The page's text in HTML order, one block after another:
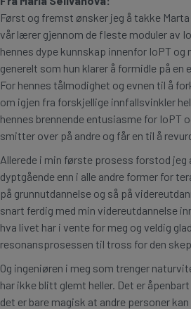
Først og fremst ønsker jeg å takke
vår lærer gjennom de fleste moduler av
hennes dype kunnskap innenfor IoPT og
generelt som hun klarer å formidle på en
For hennes tålmodighet og evnen til å
om igjen fra forskjellige innfallsvinkler
hennes brennende entusiasme for IoPT
smitter over på andre og får en til å
Allerede i min første prosess forstod jeg
dyptgående enn i alle andre former for
på grunnutdannelse og så på
snart ferdig med min videreutdannelse
hva livet har i vente for meg og veldig
resonansprosessen til tross for den
Og ingeniøren i meg som trenger
har ikke blitt glemt heller. Det er
det er bare magisk at andre personer